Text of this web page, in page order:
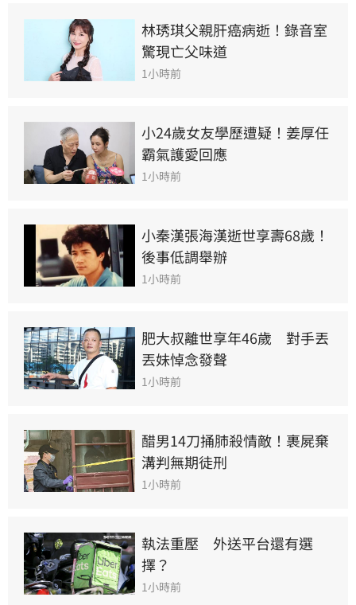
林琇琪父親肝癌病逝！錄音室
驚現亡父味道
1小時前
小24歲女友學歷遭疑！姜厚任
霸氣護愛回應
1小時前
小秦漢張海漢逝世享壽68歲！
後事低調舉辦
1小時前
肥大叔離世享年46歲　對手丟
丟妹悼念發聲
1小時前
醋男14刀捅肺殺情敵！裹屍棄
溝判無期徒刑
1小時前
執法重壓　外送平台還有選
擇？
1小時前